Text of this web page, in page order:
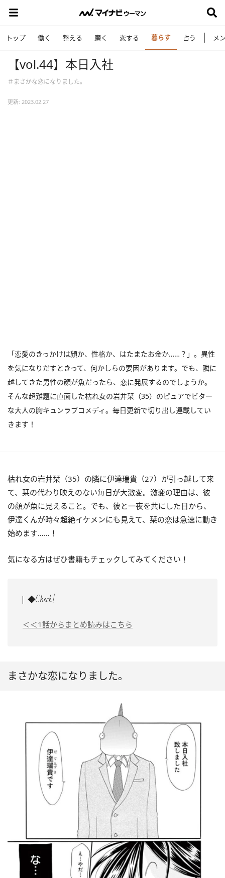
トップ 働く 整える 磨く 恋する 暮らす 占う メ
【vol.44】本日入社
＃まさかな恋になりました。
更新: 2023.02.27
「恋愛のきっかけは顔か、性格か、はたまたお金か……？」。異性
を気になりだすときって、何かしらの要因があります。でも、隣に
越してきた男性の顔が魚だったら、恋に発展するのでしょうか。
そんな超難題に直面した枯れ女の岩井栞（35）のピュアでビター
な大人の胸キュンラブコメディ。毎日更新で切り出し連載してい
きます！
枯れ女の岩井栞（35）の隣に伊達瑞貴（27）が引っ越して来
て、栞の代わり映えのない毎日が大激変。激変の理由は、彼
の顔が魚に見えること。でも、彼と一夜を共にした日から、
伊達くんが時々超絶イケメンにも見えて、栞の恋は急速に動き
始めます……！
気になる方はぜひ書籍もチェックしてみてください！
◆Check!
＜＜1話からまとめ読みはこちら
まさかな恋になりました。